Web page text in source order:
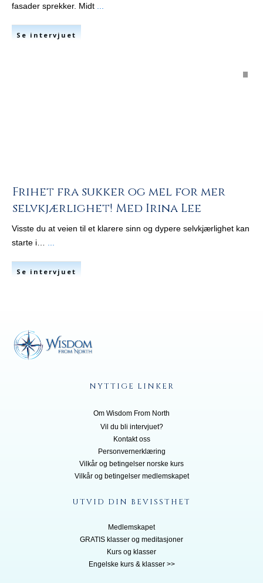
fasader sprekker. Midt
Se intervjuet
Frihet fra sukker og mel for mer
selvkjærlighet! Med Irina Lee
Visste du at veien til et klarere sinn og dypere selvkjærlighet kan
starte i…
Se intervjuet
NYTTIGE LINKER
Om Wisdom From North
Vil du bli intervjuet?
Kontakt oss
Personvernerklæring
Vilkår og betingelser norske kurs
Vilkår og betingelser medlemskapet
UTVID DIN BEVISSTHET
Medlemskapet
GRATIS klasser og meditasjoner
Kurs og klasser
Engelske kurs & klasser >>